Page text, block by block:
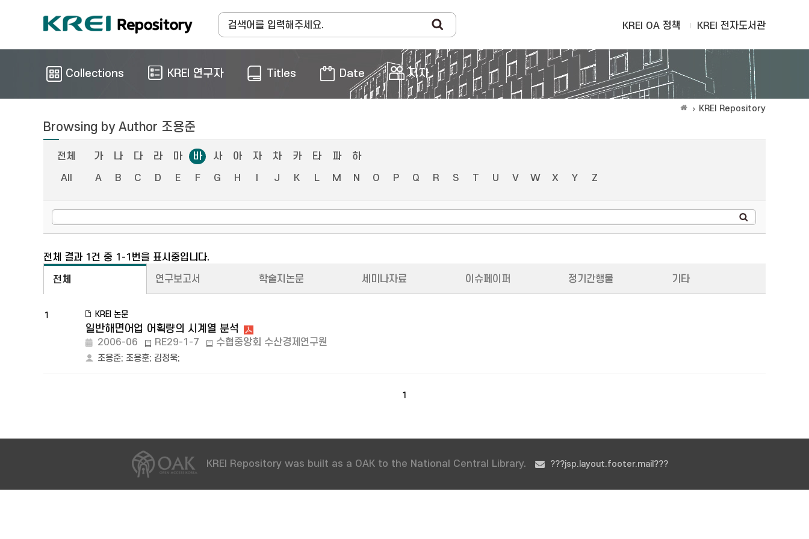
KREI OA 정책 KREI 전자도서관
Collections KREI 연구자 Titles Date 저자
KREI Repository
Browsing by Author 조용준
전체 가 나 다 라 마 바 사 아 자 차 카 타 파
하
All
A B C D E F G H J K L M N O P Q R S T U V W X Y Z
전체 결과 1건 중 1-1번을 표시중입니다.
전체 연구보고서 학술지논문 세미나자료 이슈페이퍼 정기간행물 기타
1 KREI 논문
일반해면어업 어획량의 시계열 분석
2006-06 RE29-1-7 수협중앙회 수산경제연구원
조용준; 조용훈; 김정욱;
1
KREI Repository was built as a OAK to the National Central Library. ???jsp.layout.footer.mail???